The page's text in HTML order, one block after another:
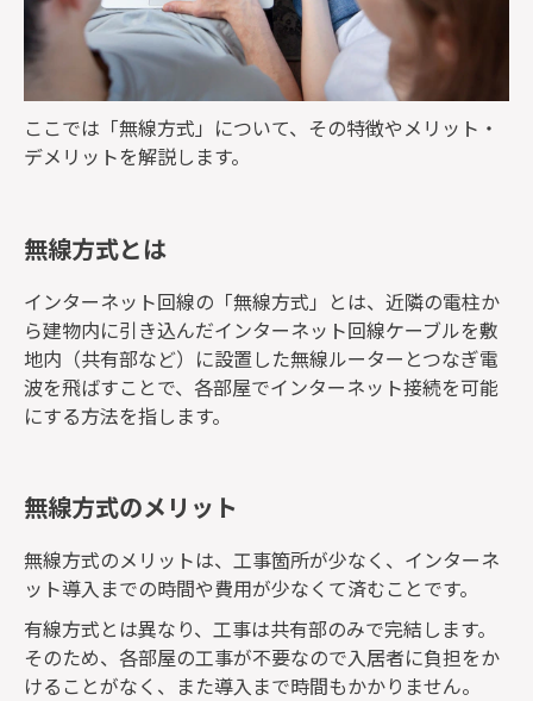
ここでは「無線方式」について、その特徴やメリット・
デメリットを解説します。
無線方式とは
インターネット回線の「無線方式」とは、近隣の電柱か
ら建物内に引き込んだインターネット回線ケーブルを敷
地内（共有部など）に設置した無線ルーターとつなぎ電
波を飛ばすことで、各部屋でインターネット接続を可能
にする方法を指します。
無線方式のメリット
無線方式のメリットは、工事箇所が少なく、インターネ
ット導入までの時間や費用が少なくて済むことです。
有線方式とは異なり、工事は共有部のみで完結します。
そのため、各部屋の工事が不要なので入居者に負担をか
けることがなく、また導入まで時間もかかりません。